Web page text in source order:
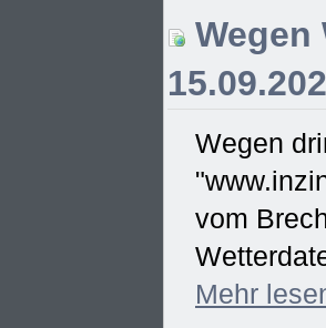
Wegen
vom
Mehr